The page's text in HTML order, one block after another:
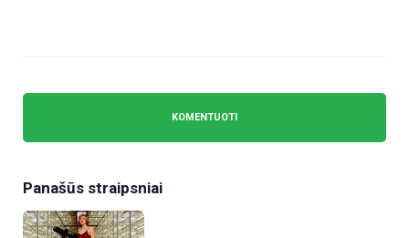
Panašūs straipsniai